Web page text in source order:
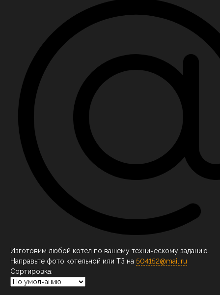
Изготовим любой котёл по вашему техническому заданию.
Направьте фото котельной или ТЗ на 504152@mail.ru
Сортировка: